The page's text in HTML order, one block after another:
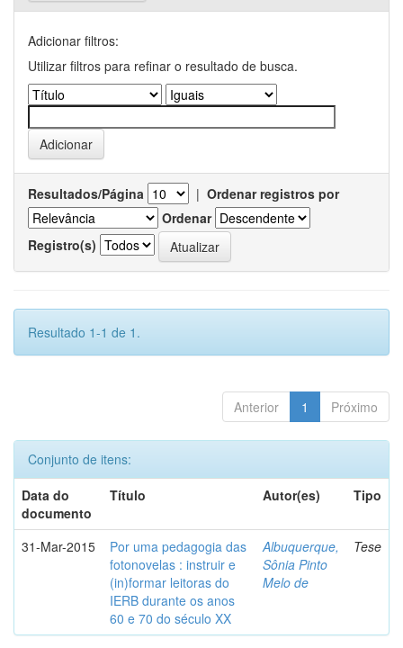
Adicionar filtros:
Utilizar filtros para refinar o resultado de busca.
Resultados/Página | Ordenar registros por
Ordenar
Registro(s)
Resultado 1-1 de 1.
Anterior 1 Próximo
Conjunto de itens:
Data do
documento
Título Autor(es) Tipo
31-Mar-2015
Por uma pedagogia das
fotonovelas : instruir e
(in)formar leitoras do
IERB durante os anos
60 e 70 do século XX
Albuquerque,
Sônia Pinto
Melo de
Tese